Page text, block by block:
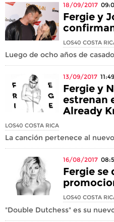
18/09/2017
Fergie y
LOS40 COSTA
Luego de ocho años de
13/09/2017 11:49
Fergie y
estrenan
Already
LOS40 COSTA RICA
La canción pertenece al
16/08/2017
Fergie se
LOS40 COSTA
"Double Dutchess" es su